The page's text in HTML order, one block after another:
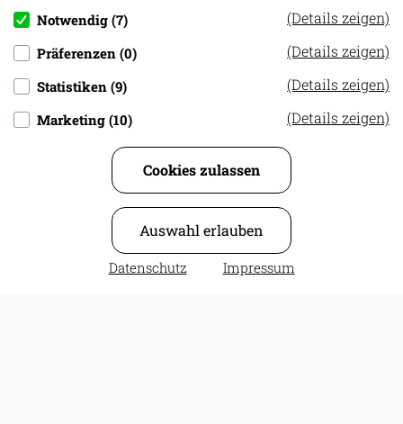
Notwendig (7) (Details zeigen)
Präferenzen (0) (Details zeigen)
Statistiken (9) (Details zeigen)
Marketing (10) (Details zeigen)
Cookies zulassen
Auswahl erlauben
Datenschutz Impressum
Widerrufsbelehrung